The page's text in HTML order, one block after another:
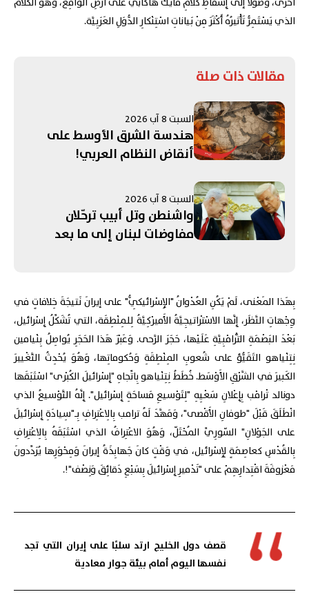
الذي يَسْتَمِرُّ تَأْثيرُهُ أَكْثَرَ مِنْ بَياناتِ اسْتِنْكارِ الدُّوَلِ العَرَبِيَّة.
مقالات ذات صلة
السبت 8 آب 2026
هندسة الشرق الأوسط على
أنقاض النظام العربي!
السبت 8 آب 2026
واشنطن وتل أبيب ترحّلان
مفاوضات لبنان إلى ما بعد
بِهَذا المَعْنى، لَمْ يَكُنِ العُدْوانُ "الإِسْرائيكِيُّ" على إيرانَ نَتيجَةَ خِلافاتٍ في
وِجْهاتِ النَّظَر، إِنَّها الاسْتْراتيجِيَّةُ الأَميرْكِيَّةُ لِلمِنْطِقَة، التي تُشَكِّلُ إِسْرائيل،
بَعْدَ البَصْمَةِ التّْرامْبِيَّةِ عَلَيْها، حَجَرَ الرَّحى. وَعَبْرَ هَذا الحَجَرِ يُواصِلُ بِنْيامين
نِتِنْياهو التَقَيُّؤ على شُعوبِ المِنْطِقَةِ وَحُكوماتِها، وَهُوَ يُحْدِثُ التَّغْييرَ
الكَبيرَ في الشَّرْقِ الأَوْسَط. خُطَطُ نِتِنْياهو بِاتِّجاهِ "إِسْرائيلَ الكُبْرى" اسْتَبَقَها
دونالد تْرامْب بِإِعْلانِ سَعْيِهِ "لِتَوْسيعِ مَساحَةِ إِسْرائيل". إِنَّهُ التَّوْسيعُ الذي
انْطَلَقَ قَبْلَ "طوفانِ الأَقْصى"، وَمَهَّدَ لَهُ ترامب بِالِاعْتِرافِ بِـ"سِيادَةِ إِسْرائيلَ
على الجَوْلانِ" السّورِيِّ المُحْتَلّ، وَهُوَ الاعْتِرافُ الذي اسْتَبَقَهُ بِالِاعْتِرافِ
بِالقُدْسِ كعاصِمَةٍ لِإِسْرائيل، في وَقْتٍ كانَ جَهابِذَةُ إيرانَ وَمِحْوَرِها يُرَدِّدونَ
مَعْزوفَةَ اقْتِدارِهِمْ على "تَدْميرِ إِسْرائيلَ بِسَبْعِ دَقائِقَ وَنِصْف"!.
قصف دول الخليج ارتد سلبًا على إيران التي تجد
نفسها اليوم أمام بيئة جوار معادية